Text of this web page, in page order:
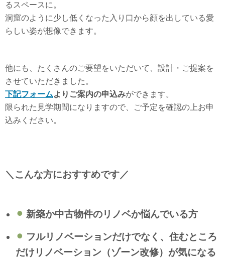
るスペースに。
洞窟のように少し低くなった入り口から顔を出している愛
らしい姿が想像できます。
他にも、たくさんのご要望をいただいて、設計・ご提案を
させていただきました。
下記フォームよりご案内の申込みができます。
限られた見学期間になりますので、ご予定を確認の上お申
込みください。
＼こんな方におすすめです／
⚫︎ 新築か中古物件のリノベか悩んでいる方
⚫︎ フルリノベーションだけでなく、住むところ
だけリノベーション（ゾーン改修）が気になる